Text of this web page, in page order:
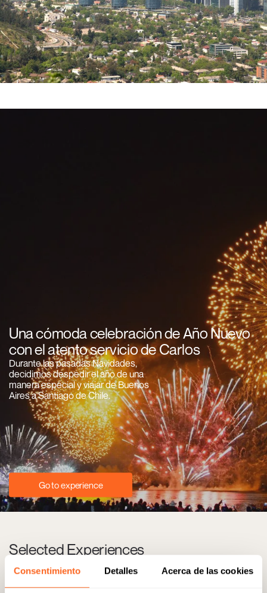
Consentimiento Detalles Acerca de las cookies
Una cómoda celebración de Año Nuevo
con el atento servicio de Carlos
Durante las pasadas Navidades,
decidimos despedir el año de una
manera especial y viajar de Buenos
Aires a Santiago de Chile.
Go to experience
Selected Experiences